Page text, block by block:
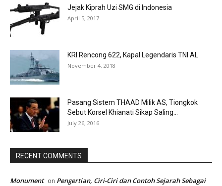
Jejak Kiprah Uzi SMG di Indonesia
April 5, 2017
KRI Rencong 622, Kapal Legendaris TNI AL
November 4, 2018
Pasang Sistem THAAD Milik AS, Tiongkok
Sebut Korsel Khianati Sikap Saling...
July 26, 2016
RECENT COMMENTS
Monument on Pengertian, Ciri-Ciri dan Contoh Sejarah Sebagai